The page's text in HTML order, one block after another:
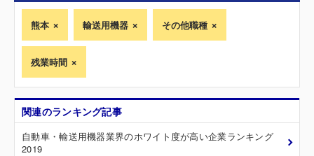
熊本 輸送用機器 その他職種
残業時間
関連のランキング記事
自動車・輸送用機器業界のホワイト度が高い企業ランキング
2019